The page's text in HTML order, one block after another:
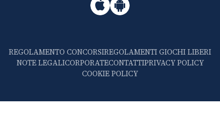
REGOLAMENTO CONCORSIREGOLAMENTI GIOCHI LIBERI
NOTE LEGALICORPORATECONTATTIPRIVACY POLICY
COOKIE POLICY